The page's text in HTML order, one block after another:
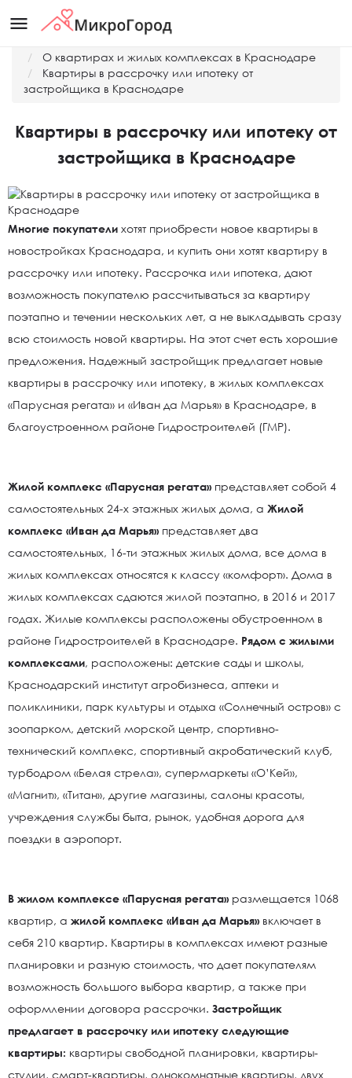
menu
О квартирах и жилых комплексах в Краснодаре
Квартиры в рассрочку или ипотеку от
застройщика в Краснодаре
Квартиры в рассрочку или ипотеку от
застройщика в Краснодаре
Многие покупатели хотят приобрести новое квартиры в
новостройках Краснодара, и купить они хотят квартиру в
рассрочку или ипотеку. Рассрочка или ипотека, дают
возможность покупателю рассчитываться за квартиру
поэтапно и течении нескольких лет, а не выкладывать сразу
всю стоимость новой квартиры. На этот счет есть хорошие
предложения. Надежный застройщик предлагает новые
квартиры в рассрочку или ипотеку, в жилых комплексах
«Парусная регата» и «Иван да Марья» в Краснодаре, в
благоустроенном районе Гидростроителей (ГМР).
Жилой комплекс «Парусная регата»представляет собой 4
самостоятельных 24-х этажных жилых дома, а Жилой
комплекс «Иван да Марья»представляет два
самостоятельных, 16-ти этажных жилых дома, все дома в
жилых комплексах относятся к классу «комфорт». Дома в
жилых комплексах сдаются жилой поэтапно, в 2016 и 2017
годах. Жилые комплексы расположены обустроенном в
районе Гидростроителей в Краснодаре. Рядом с жилыми
комплексами, расположены: детские сады и школы,
Краснодарский институт агробизнеса, аптеки и
поликлиники, парк культуры и отдыха «Солнечный остров» с
зоопарком, детский морской центр, спортивно-
технический комплекс, спортивный акробатический клуб,
турбодром «Белая стрела», супермаркеты «О’Кей»,
«Магнит», «Титан», другие магазины, салоны красоты,
учреждения службы быта, рынок, удобная дорога для
поездки в аэропорт.
В жилом комплексе «Парусная регата»размещается 1068
квартир, а жилой комплекс «Иван да Марья»включает в
себя 210 квартир. Квартиры в комплексах имеют разные
планировки и разную стоимость, что дает покупателям
возможность большого выбора квартир, а также при
оформлении договора рассрочки. Застройщик
предлагает в рассрочку или ипотеку следующие
квартиры: квартиры свободной планировки, квартиры-
студии, смарт-квартиры, однокомнатные квартиры, двух